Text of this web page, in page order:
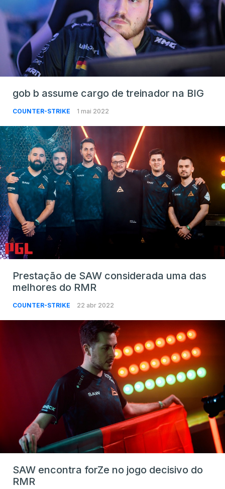
gob b assume cargo de treinador na BIG
COUNTER-STRIKE 1 mai 2022
Prestação de SAW considerada uma das
melhores do RMR
COUNTER-STRIKE 22 abr 2022
SAW encontra forZe no jogo decisivo do
RMR